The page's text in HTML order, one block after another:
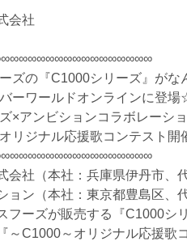
会社
の『C1000シリーズ』
ールドオンライ
アンビションコラボレー
ル応援歌コンテスト開催
会社（本社：兵庫県伊丹市、
ョン（本社：東京都豊島区、
フーズが販売する『C1000シ
～C1000～オリジナル応援歌